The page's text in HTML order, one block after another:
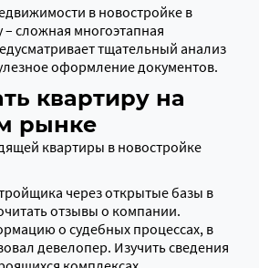
в новостройке в
– сложная многоэтапная
тщательный анализ
оформление документов.
квартиру на
рынке
квартиры в новостройке
через открытые базы в
отзывы о компании.
о судебных процессах, в
девелопер. Изучить сведения